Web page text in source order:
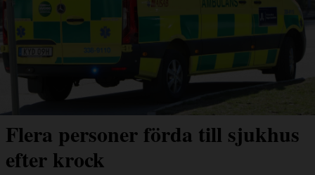
Flera personer förda till sjukhus
efter krock